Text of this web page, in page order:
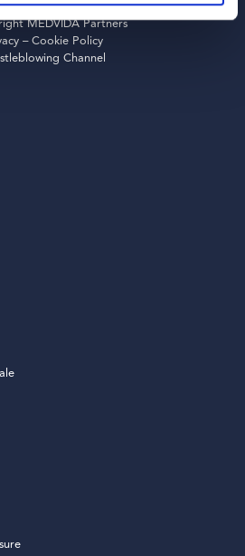
Note Legali
MEDVIDA Partners
– Cookie Policy
Channel